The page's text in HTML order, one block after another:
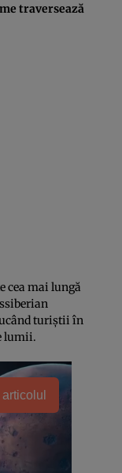
traversează
cea mai lungă
turiștii în
lumii.